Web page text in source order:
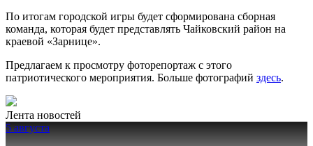
По итогам городской игры будет сформирована сборная
команда, которая будет представлять Чайковский район на
краевой «Зарнице».
Предлагаем к просмотру фоторепортаж с этого
патриотического мероприятия. Больше фотографий здесь.
Лента новостей
5 августа